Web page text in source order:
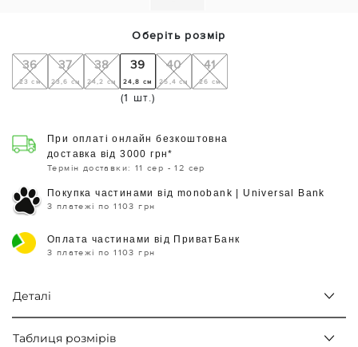
Оберіть розмір
36
23 см
37
23,6 см
38
24,2 см
39
24,8 см
(1 шт.)
40
25,4 см
41
26 см
При оплаті онлайн безкоштовна
доставка від 3000 грн*
Термін доставки: 11 сер - 12 сер
Покупка частинами від monobank | Universal Bank
3 платежі по 1103 грн
Оплата частинами від ПриватБанк
3 платежі по 1103 грн
Деталі
Таблиця розмірів